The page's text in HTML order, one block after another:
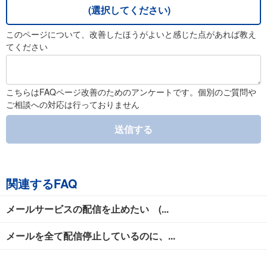
(選択してください)
このページについて、改善したほうがよいと感じた点があれば教え
てください
こちらはFAQページ改善のためのアンケートです。個別のご質問や
ご相談への対応は行っておりません
送信する
関連するFAQ
メールサービスの配信を止めたい (...
メールを全て配信停止しているのに、...